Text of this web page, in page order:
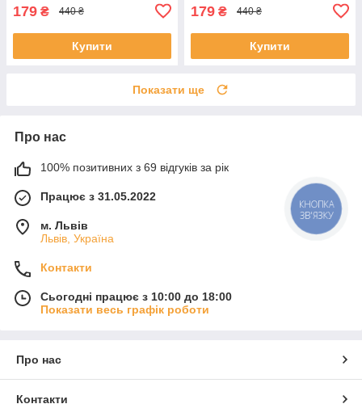
179 ₴ 440 ₴
Купити
179 ₴ 440 ₴
Купити
Показати ще
Про нас
100% позитивних з 69 відгуків за рік
Працює з 31.05.2022
м. Львів
Львів, Україна
Контакти
Сьогодні працює з 10:00 до 18:00
Показати весь графік роботи
Про нас
Контакти
КНОПКА
ЗВ'ЯЗКУ